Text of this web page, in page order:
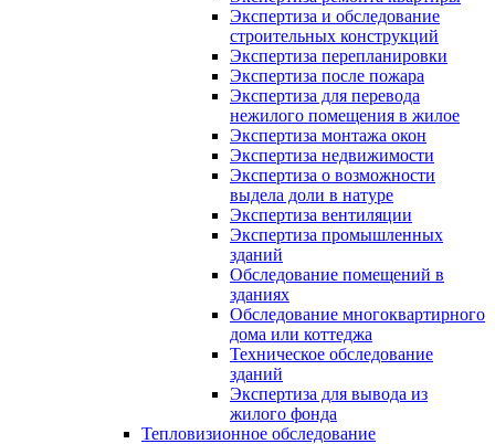
Экспертиза и обследование
строительных конструкций
Экспертиза перепланировки
Экспертиза после пожара
Экспертиза для перевода
нежилого помещения в жилое
Экспертиза монтажа окон
Экспертиза недвижимости
Экспертиза о возможности
выдела доли в натуре
Экспертиза вентиляции
Экспертиза промышленных
зданий
Обследование помещений в
зданиях
Обследование многоквартирного
дома или коттеджа
Техническое обследование
зданий
Экспертиза для вывода из
жилого фонда
Тепловизионное обследование